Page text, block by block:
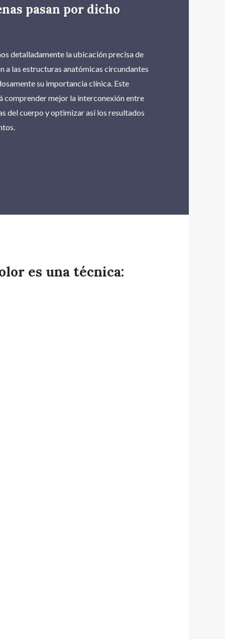
pasan por dicho
detalladamente la ubicación precisa de
a las estructuras anatómicas circundantes
su importancia clínica. Este
comprender mejor la interconexión entre
del cuerpo y optimizar así los resultados
es una técnica: